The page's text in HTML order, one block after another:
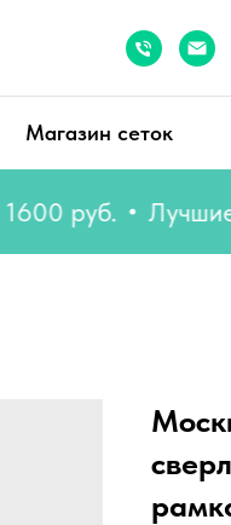
Магазин сеток
руб. Лучшие